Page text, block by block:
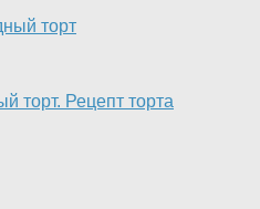
торт. Рецепт торта